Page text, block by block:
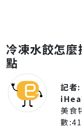
冷凍水餃怎
點
記者:
美食
數:41